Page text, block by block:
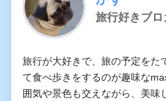
旅行好きブロ
旅行が大好きで、旅の予定をた
て食べ歩きをするのが趣味な
囲気や景色も交えながら、美味